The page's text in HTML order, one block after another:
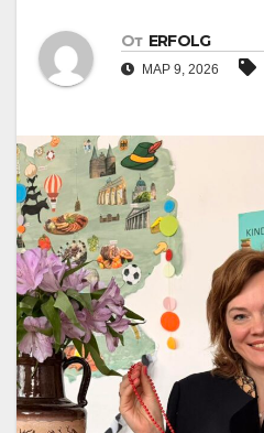
От ERFOLG
МАР 9, 2026